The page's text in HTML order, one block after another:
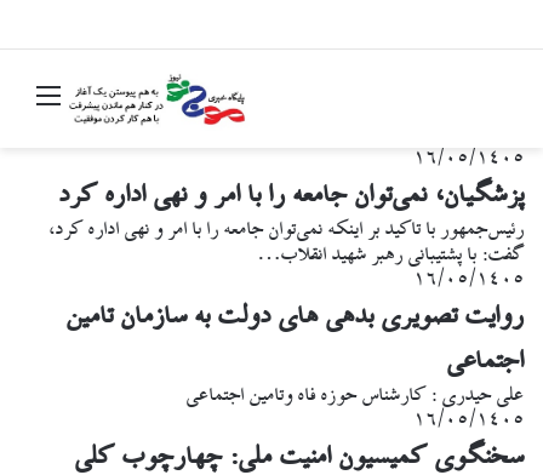
منو
۱۶/۰۵/۱۴۰۵
پزشگیان، نمی‌توان جامعه را با امر و نهی اداره کرد
رئیس‌جمهور با تاکید بر اینکه نمی‌توان جامعه را با امر و نهی اداره کرد،
گفت: با پشتیبانی رهبر شهید انقلاب…
۱۶/۰۵/۱۴۰۵
روایت تصویری بدهی های دولت به سازمان تامین
اجتماعی
علی حیدری : کارشناس حوزه فاه وتامین اجتماعی
۱۶/۰۵/۱۴۰۵
سخنگوی کمیسیون امنیت ملی: چهارچوب کلی